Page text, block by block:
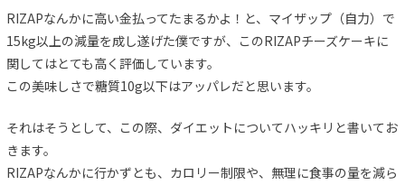
RIZAPなんかに高い金払ってたまるかよ！と、マイザップ（自力）で
15kg以上の減量を成し遂げた僕ですが、このRIZAPチーズケーキに
関してはとても高く評価しています。
この美味しさで糖質10g以下はアッパレだと思います。
それはそうとして、この際、ダイエットについてハッキリと書いてお
きます。
RIZAPなんかに行かずとも、カロリー制限や、無理に食事の量を減ら